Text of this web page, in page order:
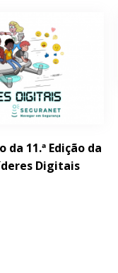
da 11.ª Edição da
Digitais